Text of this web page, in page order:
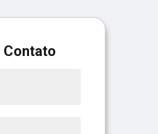
Contato